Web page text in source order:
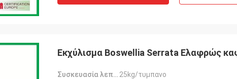
Εκχύλισμα Boswellia Serrata Ελαφρώς
Συσκευασία λεπτομέρειες: 25kg/τυμπανο